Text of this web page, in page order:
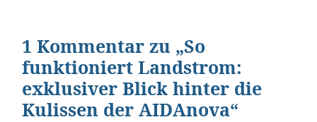
1 Kommentar zu „So
funktioniert Landstrom:
exklusiver Blick hinter die
Kulissen der AIDAnova“